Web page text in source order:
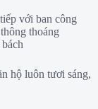
với ban công
thoáng
hộ luôn tươi sáng,